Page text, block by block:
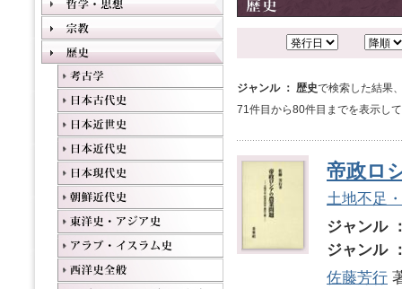
ジャンル ： 歴史で検索した結果
71件目から80件目までを表示し
帝政ロ
土地不足
ジャンル
ジャンル
佐藤芳行